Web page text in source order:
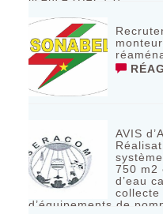
AVIS
750 m2
d’eau
collecte
d’équipements de